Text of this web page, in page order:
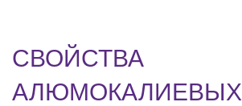
СВОЙСТВА
АЛЮМОКАЛИЕВЫХ